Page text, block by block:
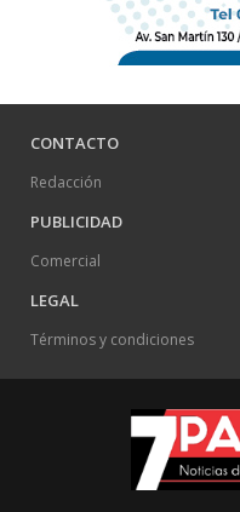
CONTACTO
Redacción
PUBLICIDAD
Comercial
LEGAL
Términos y condiciones